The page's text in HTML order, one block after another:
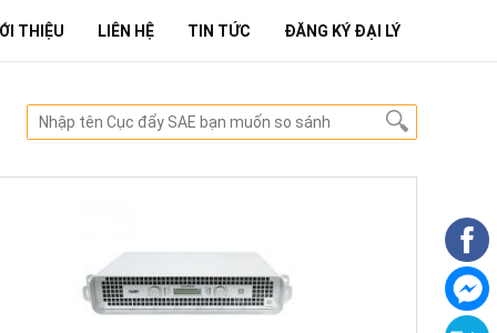
THIỆU LIÊN HỆ TIN TỨC ĐĂNG KÝ ĐẠI LÝ